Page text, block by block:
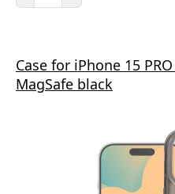
Case for iPhone 15
MagSafe black